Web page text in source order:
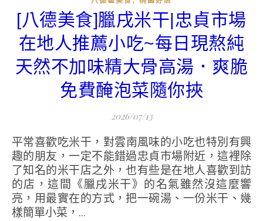
[八德美食]臘戌米干|忠貞市場
在地人推薦小吃~每日現熬純
天然不加味精大骨高湯．爽脆
免費醃泡菜隨你挾
2026/07/13
平常喜歡吃米干，對雲南風味的小吃也特別有興
趣的朋友，一定不能錯過忠貞市場附近，這裡除
了知名的米干店之外，也有些是在地人喜歡到訪
的店，這間《臘戌米干》的名氣雖然沒這麼響
亮，用最實在的方式，把一碗湯、一份米干、幾
樣簡單小菜，...